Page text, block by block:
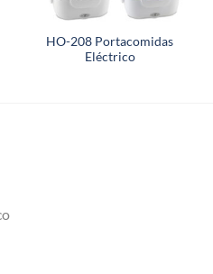
HO-208 Portacomidas
Eléctrico